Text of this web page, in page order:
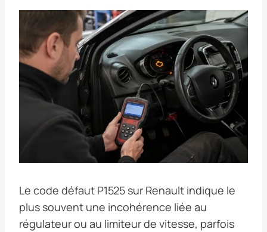
Le code défaut P1525 sur Renault indique le
plus souvent une incohérence liée au
régulateur ou au limiteur de vitesse, parfois